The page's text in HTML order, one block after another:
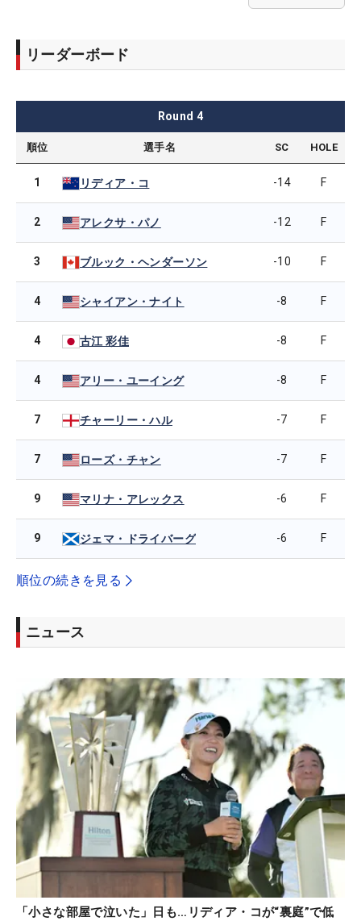
リーダーボード
Round 4
順位 選手名 SC HOLE
1 リディア・コ -14 F
2 アレクサ・パノ -12 F
3 ブルック・ヘンダーソン -10 F
4 シャイアン・ナイト -8 F
4 古江 彩佳 -8 F
4 アリー・ユーイング -8 F
7 チャーリー・ハル -7 F
7 ローズ・チャン -7 F
9 マリナ・アレックス -6 F
9 ジェマ・ドライバーグ -6 F
順位の続きを見る
ニュース
「小さな部屋で泣いた」日も…リディア・コが“裏庭”で低